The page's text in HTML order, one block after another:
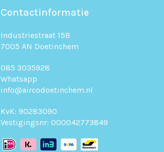
Contactinformatie
Industriestraat 15B
7005 AN Doetinchem
085 3035928
Whatsapp
info@aircodoetinchem.nl
KvK: 90283090
Vestigingsnr: 000042773849